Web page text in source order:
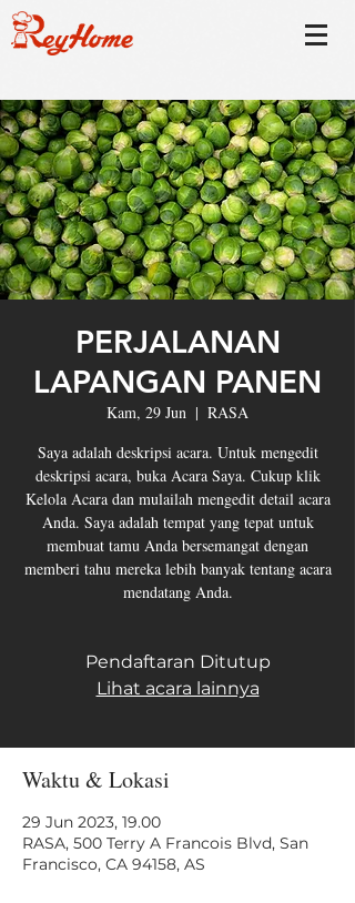
PERJALANAN
LAPANGAN PANEN
Kam, 29 Jun
  |
RASA
Saya adalah deskripsi acara. Untuk mengedit
deskripsi acara, buka Acara Saya. Cukup klik
Kelola Acara dan mulailah mengedit detail acara
Anda. Saya adalah tempat yang tepat untuk
membuat tamu Anda bersemangat dengan
memberi tahu mereka lebih banyak tentang acara
mendatang Anda.
Pendaftaran Ditutup
Lihat acara lainnya
Waktu & Lokasi
29 Jun 2023, 19.00
RASA, 500 Terry A Francois Blvd, San
Francisco, CA 94158, AS